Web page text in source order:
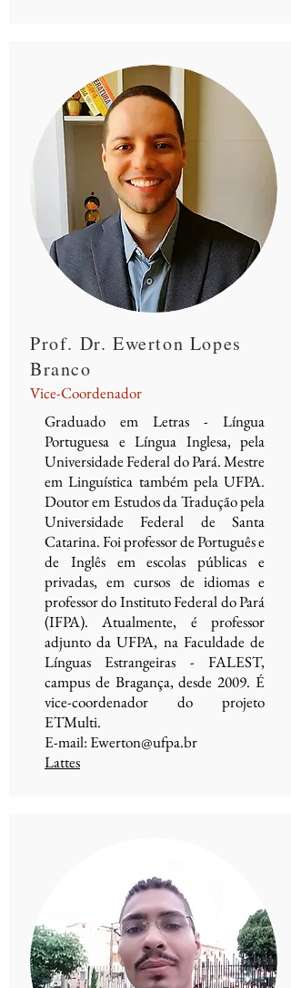
Prof. Dr. Ewerton Lopes
Branco
Vice-Coordenador
Graduado em Letras - Língua
Portuguesa e Língua Inglesa, pela
Universidade Federal do Pará. Mestre
em Linguística também pela UFPA.
Doutor em Estudos da Tradução pela
Universidade Federal de Santa
Catarina. Foi professor de Português e
de Inglês em escolas públicas e
privadas, em cursos de idiomas e
professor do Instituto Federal do Pará
(IFPA). Atualmente, é professor
adjunto da UFPA, na Faculdade de
Línguas Estrangeiras - FALEST,
campus de Bragança, desde 2009. É
vice-coordenador do projeto
ETMulti.
E-mail:Ewerton@ufpa.br
Lattes